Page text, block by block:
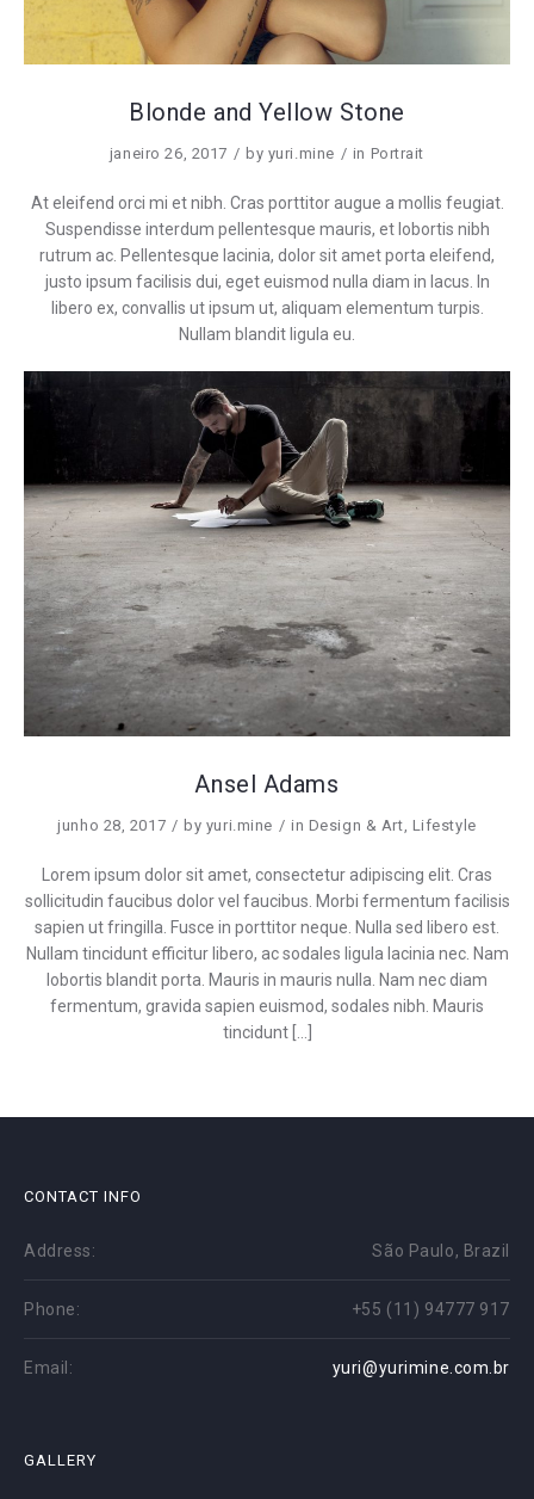
Blonde and Yellow Stone
janeiro 26, 2017 by yuri.mine in Portrait
At eleifend orci mi et nibh. Cras porttitor augue a mollis feugiat.
Suspendisse interdum pellentesque mauris, et lobortis nibh
rutrum ac. Pellentesque lacinia, dolor sit amet porta eleifend,
justo ipsum facilisis dui, eget euismod nulla diam in lacus. In
libero ex, convallis ut ipsum ut, aliquam elementum turpis.
Nullam blandit ligula eu.
Ansel Adams
junho 28, 2017 by yuri.mine in Design & Art Lifestyle
Lorem ipsum dolor sit amet, consectetur adipiscing elit. Cras
sollicitudin faucibus dolor vel faucibus. Morbi fermentum facilisis
sapien ut fringilla. Fusce in porttitor neque. Nulla sed libero est.
Nullam tincidunt efficitur libero, ac sodales ligula lacinia nec. Nam
lobortis blandit porta. Mauris in mauris nulla. Nam nec diam
fermentum, gravida sapien euismod, sodales nibh. Mauris
tincidunt […]
CONTACT INFO
Address: São Paulo, Brazil
Phone: +55 (11) 94777 917
Email: yuri@yurimine.com.br
GALLERY